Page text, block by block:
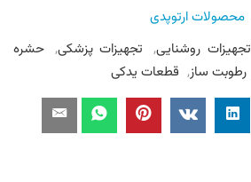
محصولات ارتوپدی
تجهیزات روشنایی, تجهیزات پزشکی, حشره
رطوبت ساز, قطعات یدکی